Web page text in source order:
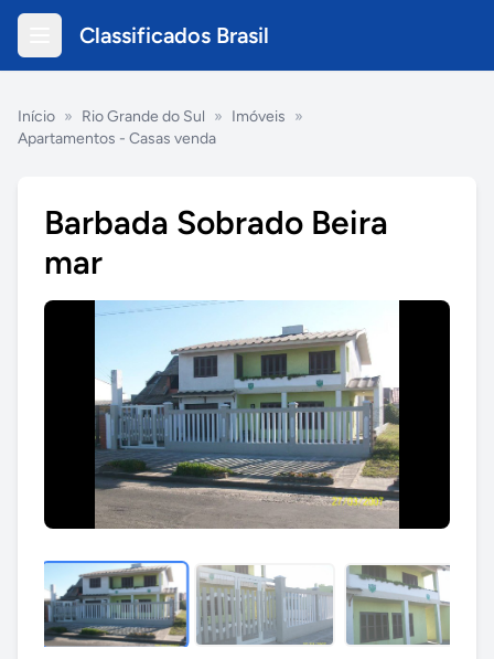
Classificados Brasil
Início » Rio Grande do Sul » Imóveis »
Apartamentos - Casas venda
Barbada Sobrado Beira
mar